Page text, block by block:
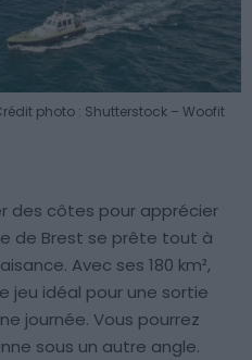
photo : Shutterstock – Woofit
des côtes pour apprécier
de Brest se prête tout à
Avec ses 180 km²,
jeu idéal pour une sortie
journée. Vous pourrez
sous un autre angle.